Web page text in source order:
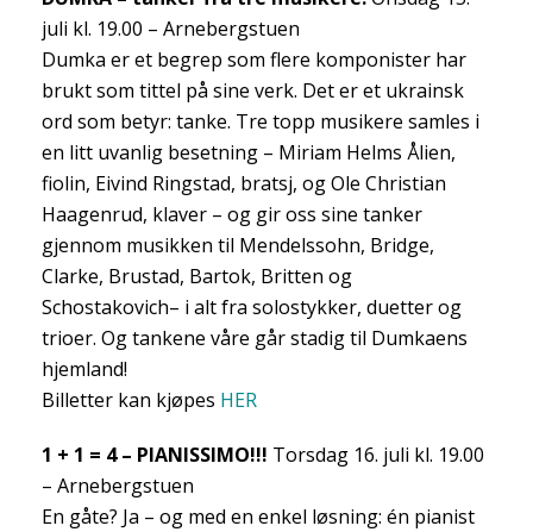
juli kl. 19.00 – Arnebergstuen
Dumka er et begrep som flere komponister har
brukt som tittel på sine verk. Det er et ukrainsk
ord som betyr: tanke. Tre topp musikere samles i
en litt uvanlig besetning – Miriam Helms Ålien,
fiolin, Eivind Ringstad, bratsj, og Ole Christian
Haagenrud, klaver – og gir oss sine tanker
gjennom musikken til Mendelssohn, Bridge,
Clarke, Brustad, Bartok, Britten og
Schostakovich– i alt fra solostykker, duetter og
trioer. Og tankene våre går stadig til Dumkaens
hjemland!
Billetter kan kjøpes HER
1 + 1 = 4 – PIANISSIMO!!! Torsdag 16. juli kl. 19.00
– Arnebergstuen
En gåte? Ja – og med en enkel løsning: én pianist